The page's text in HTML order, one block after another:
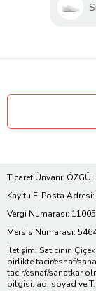
Ticaret Ünvanı:
Kayıtlı E-Posta Adresi:
Vergi Numarası:
Mersis Numarası:
İletişim: Satıcının
birlikte tacir/esnaf/
tacir/esnaf/sanatkar
bilgisi, ad, soyad ve